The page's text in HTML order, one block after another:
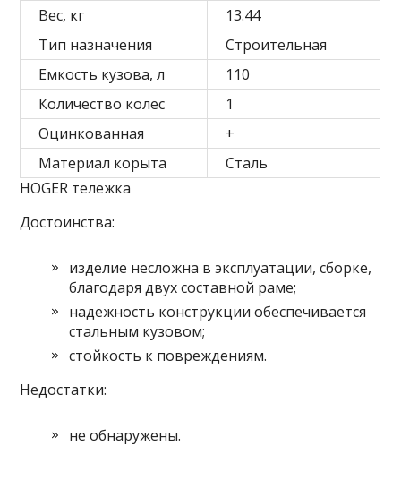
Вес, кг
13.44
Тип назначения
Строительная
Емкость кузова, л
110
Количество колес
1
Оцинкованная
+
Материал корыта
Сталь
HOGER тележка
Достоинства:
изделие несложна в эксплуатации, сборке,
благодаря двух составной раме;
надежность конструкции обеспечивается
стальным кузовом;
стойкость к повреждениям.
Недостатки:
не обнаружены.